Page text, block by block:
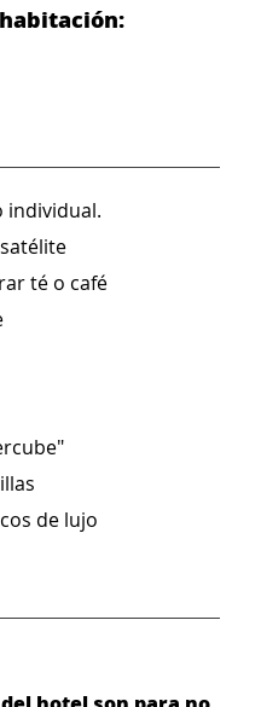
individual.
té o café
de lujo